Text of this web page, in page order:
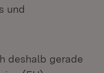
und
deshalb gerade